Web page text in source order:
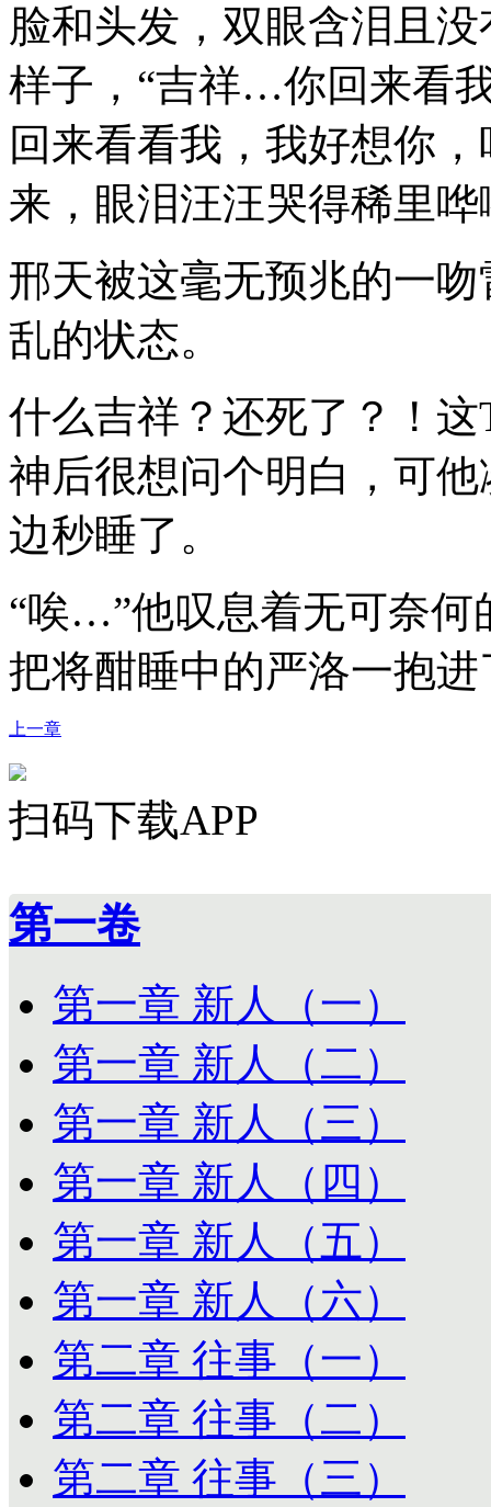
脸和头发，双眼含泪且
样子，“吉祥…你回来看
回来看看我，我好想你
来，眼泪汪汪哭得稀里哗
邢天被这毫无预兆的一
乱的状态。
什么吉祥？还死了？！
神后很想问个明白，可
边秒睡了。
“唉…”他叹息着无可奈何
把将酣睡中的严洛一抱进
上一章
扫码下载APP
第一卷
第一章 新人（一）
第一章 新人（二）
第一章 新人（三）
第一章 新人（四）
第一章 新人（五）
第一章 新人（六）
第二章 往事（一）
第二章 往事（二）
第二章 往事（三）